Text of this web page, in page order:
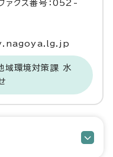
クス番号：052-
域環境対策課 水